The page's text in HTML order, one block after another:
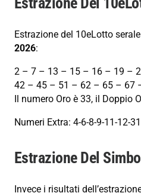
Estrazione del 10eLotto
2026:
2 – 7 – 13 – 15 – 16 – 19 –
42 – 45 – 51 – 62 – 65 – 67
Il numero Oro è 33, il Doppio
Numeri Extra: 4-6-8-9-11-12-
Estrazione Del
Invece i risultati